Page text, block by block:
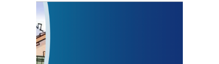
Statut de l’élu local
3 avril 2024
Mise à jour avril 2024
FEUILLETER